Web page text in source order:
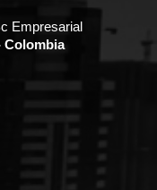
Empresarial
Colombia